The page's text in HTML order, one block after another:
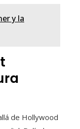
y la
de Hollywood